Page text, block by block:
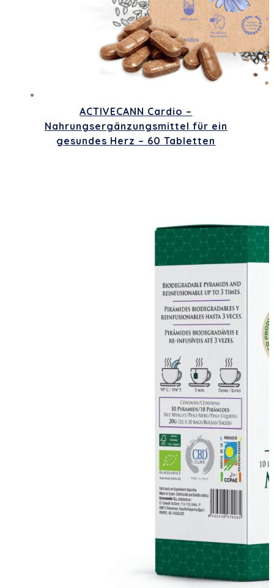
ACTIVECANN Cardio –
Nahrungsergänzungsmittel für ein
gesundes Herz – 60 Tabletten